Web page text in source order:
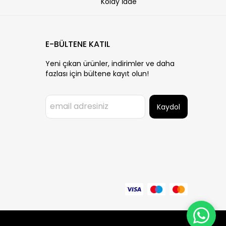
E-BÜLTENE KATIL
Yeni çıkan ürünler, indirimler ve daha
fazlası için bültene kayıt olun!
Kaydol